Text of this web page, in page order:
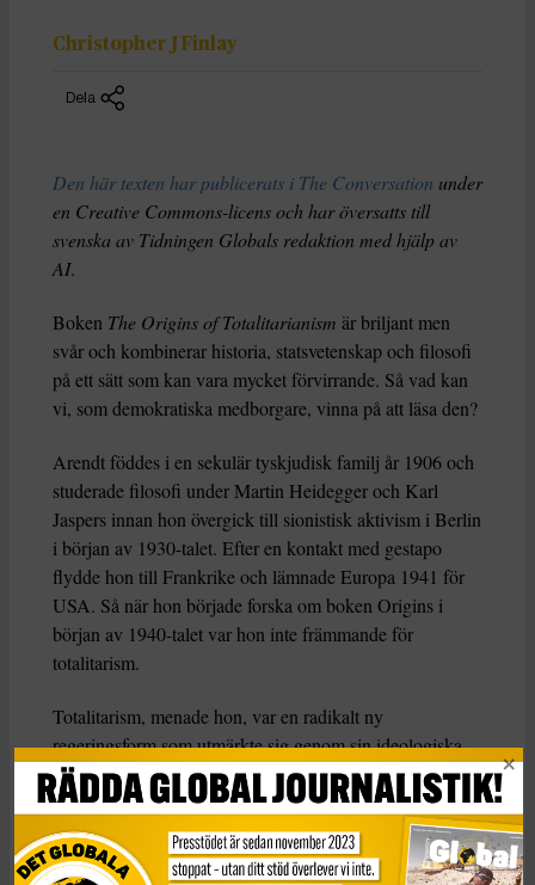
Christopher J Finlay
Dela
Den här texten har publicerats i The Conversation under
en Creative Commons-licens och har översatts till
svenska av Tidningen Globals redaktion med hjälp av
AI.
Boken The Origins of Totalitarianism är briljant men
svår och kombinerar historia, statsvetenskap och filosofi
på ett sätt som kan vara mycket förvirrande. Så vad kan
vi, som demokratiska medborgare, vinna på att läsa den?
Arendt föddes i en sekulär tyskjudisk familj år 1906 och
studerade filosofi under Martin Heidegger och Karl
Jaspers innan hon övergick till sionistisk aktivism i Berlin
i början av 1930-talet. Efter en kontakt med gestapo
flydde hon till Frankrike och lämnade Europa 1941 för
USA. Så när hon började forska om boken Origins i
början av 1940-talet var hon inte främmande för
totalitarism.
Totalitarism, menade hon, var en radikalt ny
regeringsform som utmärkte sig genom sin ideologiska
uppfattning om historia. För nazisterna var historia en
krock mellan raser; för stalinismen var det en klasskamp.
Hur som helst försökte totalitära ledare verkställa
historiska ”lagar” genom att med våld omforma de